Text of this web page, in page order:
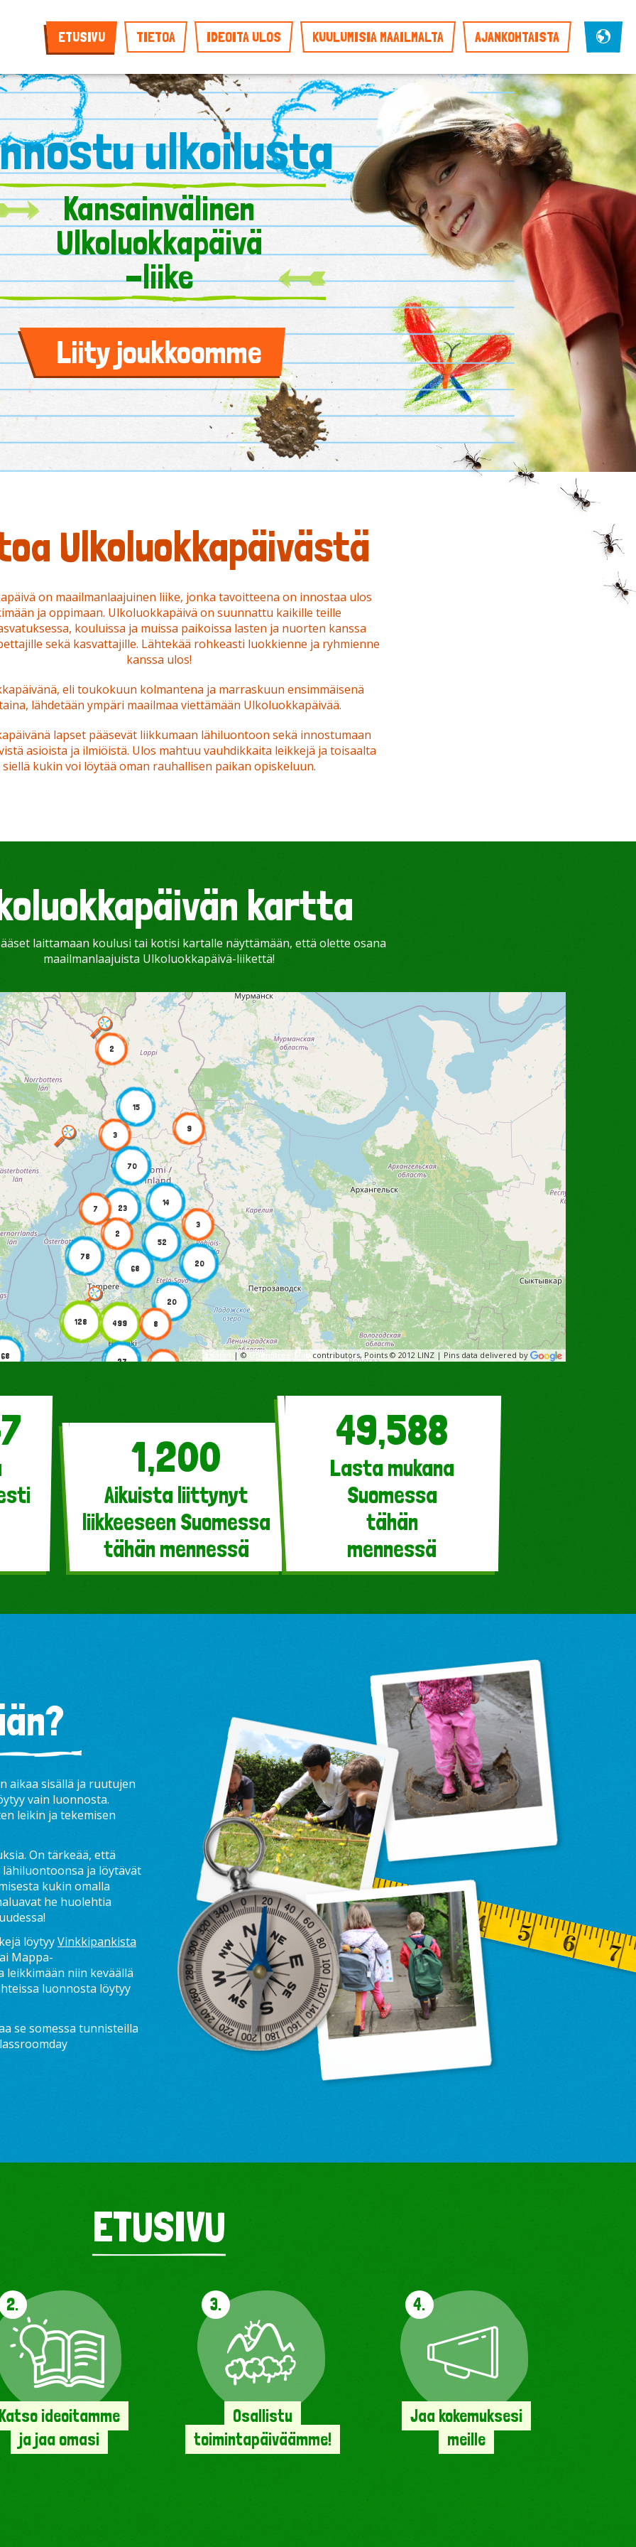
ETUSIVU TIETOA IDEOITA ULOS KUULUMISIA MAAILMALTA AJANKOHTAISTA
ulkoilusta
Kansainvälinen
Ulkoluokkapäivä
-liike
Liity joukkoomme
Ulkoluokkapäivästä
on maailmanlaajuinen liike, jonka tavoitteena on innostaa ulos
ja oppimaan. Ulkoluokkapäivä on suunnattu kaikille teille
kouluissa ja muissa paikoissa lasten ja nuorten kanssa
sekä kasvattajille. Lähtekää rohkeasti luokkienne ja ryhmienne
kanssa ulos!
eli toukokuun kolmantena ja marraskuun ensimmäisenä
lähdetään ympäri maailmaa viettämään Ulkoluokkapäivää.
lapset pääsevät liikkumaan lähiluontoon sekä innostumaan
asioista ja ilmiöistä. Ulos mahtuu vauhdikkaita leikkejä ja toisaalta
siellä kukin voi löytää oman rauhallisen paikan opiskeluun.
kartta
laittamaan koulusi tai kotisi kartalle näyttämään, että olette osana
maailmanlaajuista Ulkoluokkapäivä-liikettä!
2
3
15
3
70
14
9
2
23
7
8
20
20
27
499
128
68
78
52
9
15
68
40
515
86
Leaflet | ©OpenStreetMap contributors, Points © 2012 LINZ | Pins data delivered by
1,200
Aikuista liittynyt
liikkeeseen Suomessa
tähän mennessä
49,588
Lasta mukana
Suomessa
tähän
mennessä
aikaa sisällä ja ruutujen
vain luonnosta.
leikin ja tekemisen
On tärkeää, että
ja löytävät
kukin omalla
he huolehtia
löytyyVinkkipankista
Mappa-
leikkimään niin keväällä
luonnosta löytyy
se somessa tunnisteilla
ETUSIVU
2.
ideoitamme
ja jaa omasi
3.
Osallistu
toimintapäiväämme!
4.
Jaa kokemuksesi
meille